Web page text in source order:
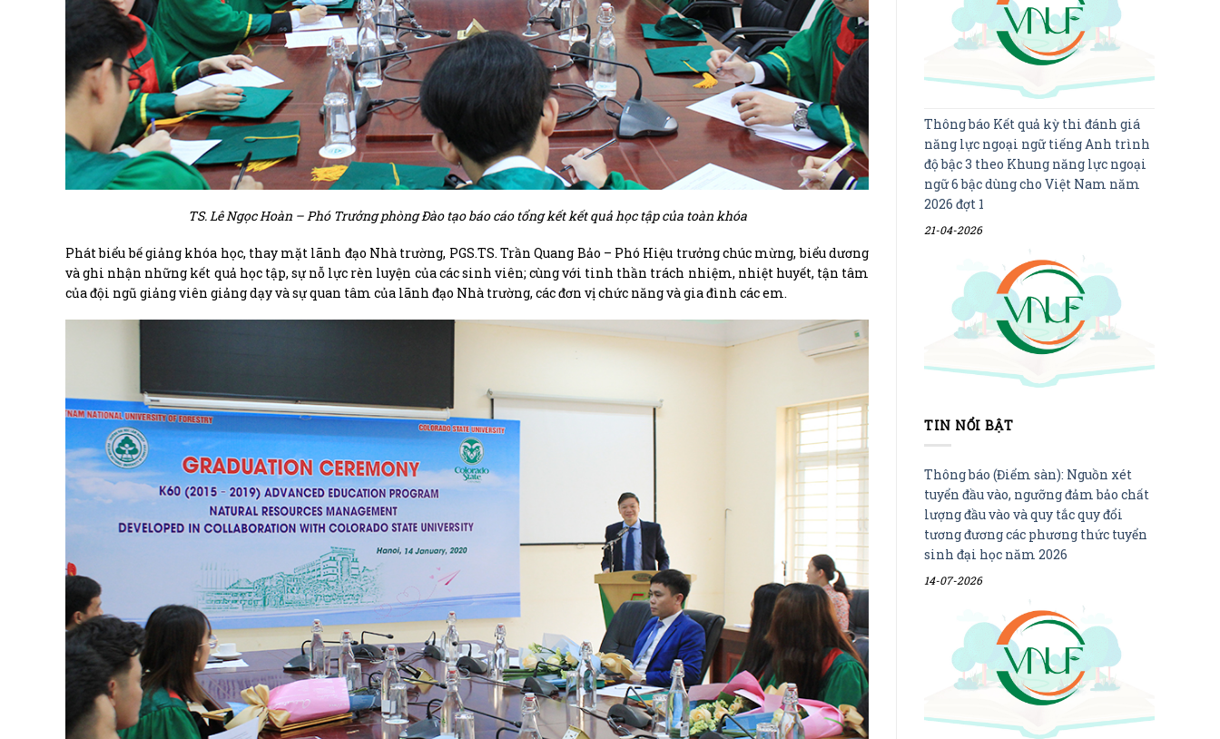
TS. Lê Ngọc Hoàn – Phó Trưởng phòng Đào tạo báo cáo tổng kết kết quả học tập của toàn khóa
Phát biểu bế giảng khóa học, thay mặt lãnh đạo Nhà trường, PGS.TS. Trần Quang Bảo – Phó Hiệu trưởng chúc mừng, biểu dương
và ghi nhận những kết quả học tập, sự nỗ lực rèn luyện của các sinh viên; cùng với tinh thần trách nhiệm, nhiệt huyết, tận tâm
của đội ngũ giảng viên giảng dạy và sự quan tâm của lãnh đạo Nhà trường, các đơn vị chức năng và gia đình các em.
Thông báo Kết quả kỳ thi đánh giá
năng lực ngoại ngữ tiếng Anh trình
độ bậc 3 theo Khung năng lực ngoại
ngữ 6 bậc dùng cho Việt Nam năm
2026 đợt 1
21-04-2026
TIN NỔI BẬT
Thông báo (Điểm sàn): Nguồn xét
tuyển đầu vào, ngưỡng đảm bảo chất
lượng đầu vào và quy tắc quy đổi
tương đương các phương thức tuyển
sinh đại học năm 2026
14-07-2026